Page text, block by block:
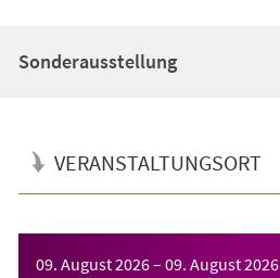
Sonderausstellung
VERANSTALTUNGSORT
09. August 2026– 09. August 2026